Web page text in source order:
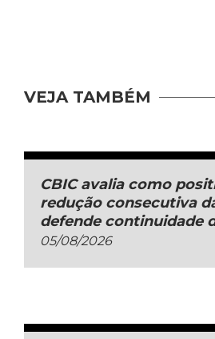
VEJA TAMBÉM
CBIC avalia como
redução consecutiva
defende continuidade
05/08/2026